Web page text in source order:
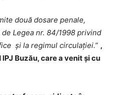
două dosare penale,
Legea nr. 84/1998 privind
și la regimul circulației.” ,
Buzău, care a venit și cu